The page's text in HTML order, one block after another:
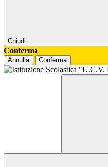
Chiudi
Conferma
Annulla Conferma